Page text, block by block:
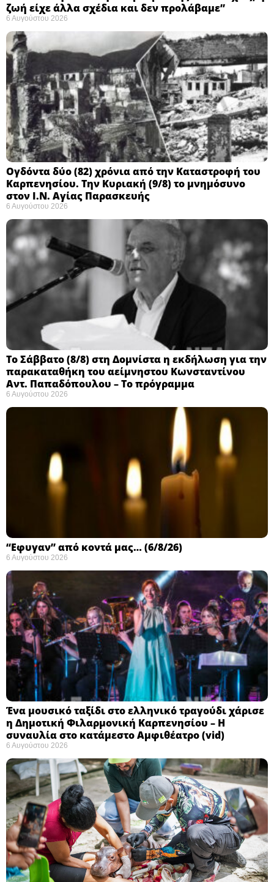
ζωή είχε άλλα σχέδια και δεν προλάβαμε”
6 Αυγούστου 2026
Ογδόντα δύο (82) χρόνια από την Καταστροφή του
Καρπενησίου. Την Κυριακή (9/8) το μνημόσυνο
στον Ι.Ν. Αγίας Παρασκευής
6 Αυγούστου 2026
Το Σάββατο (8/8) στη Δομνίστα η εκδήλωση για την
παρακαταθήκη του αείμνηστου Κωνσταντίνου
Αντ. Παπαδόπουλου – Το πρόγραμμα
6 Αυγούστου 2026
“Εφυγαν” από κοντά μας… (6/8/26)
6 Αυγούστου 2026
Ένα μουσικό ταξίδι στο ελληνικό τραγούδι χάρισε
η Δημοτική Φιλαρμονική Καρπενησίου – Η
συναυλία στο κατάμεστο Αμφιθέατρο (vid)
6 Αυγούστου 2026